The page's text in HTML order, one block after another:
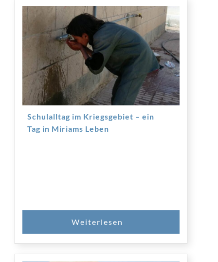
Schulalltag im Kriegsgebiet – ein
Tag in Miriams Leben